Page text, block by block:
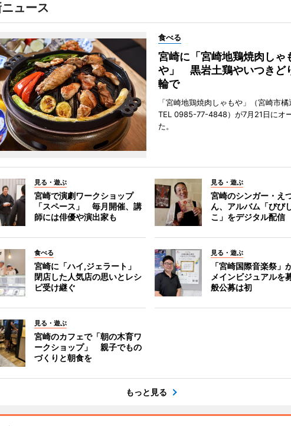
ュース
食べる
宮崎に「宮崎地鶏焼肉しゃ
や」 黒岩土鶏やいつきど
輪で
「宮崎地鶏焼肉しゃもや」（宮崎市橘
TEL 0985-77-4848）が7月21日にオ
た。
見る・遊ぶ
宮崎で演劇ワークショップ
「スペース」 毎月開催、講
師には俳優や演出家も
見る・遊ぶ
宮崎のシンガー・え
ん、アルバム「びび
こ」をデジタル配信
食べる
宮崎に「ハイ,ジェラート」
閉店した人気店の思いとレシ
ピ受け継ぐ
見る・遊ぶ
「宮崎国際音楽祭」
メインビジュアル
般公募は初
見る・遊ぶ
宮崎のカフェで「朝の木育ワ
ークショップ」 親子でもの
づくりと朝食を
もっと見る